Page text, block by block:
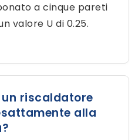
a cinque pareti
valore U di 0.25.
riscaldatore
alla